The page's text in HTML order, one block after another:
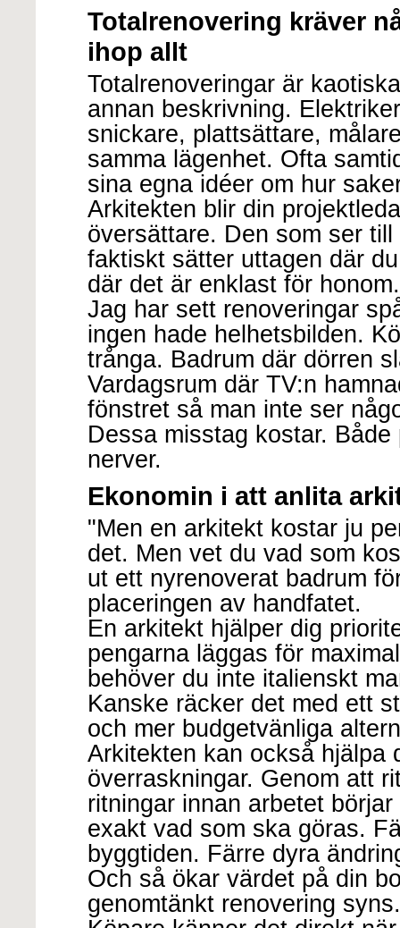
Totalrenovering kräver
ihop allt
Totalrenoveringar är
annan beskrivning.
snickare, plattsättare,
samma lägenhet. Ofta
sina egna idéer om hur
Arkitekten blir din
översättare. Den som ser
faktiskt sätter uttagen där
där det är enklast för honom.
Jag har sett renoveringar
ingen hade helhetsbilden.
trånga. Badrum där dörren
Vardagsrum där TV:n
fönstret så man inte ser
Dessa misstag kostar. Både
nerver.
Ekonomin i att anlita
"Men en arkitekt kostar ju
det. Men vet du vad som
ut ett nyrenoverat badrum
placeringen av handfatet.
En arkitekt hjälper dig
pengarna läggas för
behöver du inte italienskt
Kanske räcker det med ett
och mer budgetvänliga
Arkitekten kan också hjälpa
överraskningar. Genom att
ritningar innan arbetet
exakt vad som ska göras.
byggtiden. Färre dyra
Och så ökar värdet på din
genomtänkt renovering